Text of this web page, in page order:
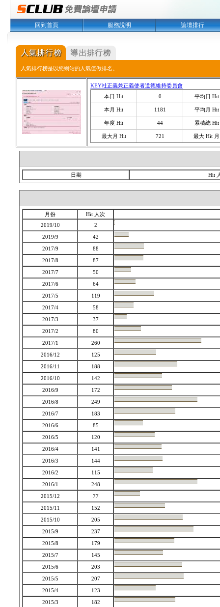
回到首頁 服務說明 論壇排行
人氣排行榜是以您網站的人氣值做排名。
KEY社正義兼正義使者道德維持委員會
本日 Hit
0 平均日 Hit
本月 Hit 1181 平均月 Hit
年度 Hit 44 累積總 Hit
最大月 Hit 721 最大 Hit 月
日期 Hit
月份
Hit 人次
2019/10
2
2019/9
42
2017/9
88
2017/8
87
2017/7
50
2017/6
64
2017/5
119
2017/4
58
2017/3
37
2017/2
80
2017/1
260
2016/12
125
2016/11
188
2016/10
142
2016/9
172
2016/8
249
2016/7
183
2016/6
85
2016/5
120
2016/4
141
2016/3
144
2016/2
115
2016/1
248
2015/12
77
2015/11
152
2015/10
205
2015/9
237
2015/8
179
2015/7
145
2015/6
203
2015/5
207
2015/4
123
2015/3
182